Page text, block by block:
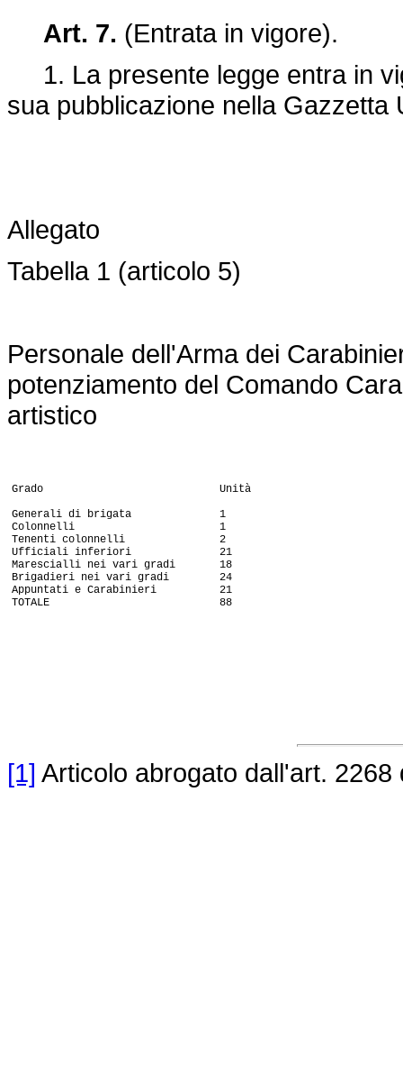
Art. 7. (Entrata in vigore).
1. La presente legge entra in
sua pubblicazione nella Gazzetta
Allegato
Tabella 1 (articolo 5)
Personale dell'Arma dei
potenziamento del Comando
artistico
Grado Unità
Generali di brigata 1
Colonnelli 1
Tenenti colonnelli 2
Ufficiali inferiori 21
Marescialli nei vari gradi 18
Brigadieri nei vari gradi 24
Appuntati e Carabinieri 21
TOTALE 88
[1] Articolo abrogato dall'art.